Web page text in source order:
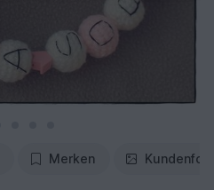
Merken